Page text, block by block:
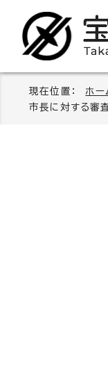
現在位置： ホー
市長に対する審